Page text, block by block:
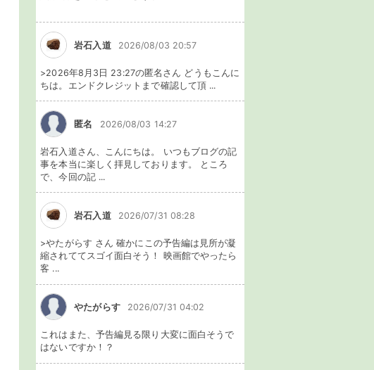
岩石入道 2026/08/03 20:57
>2026年8月3日 23:27の匿名さん どうもこんに
ちは。エンドクレジットまで確認して頂 ...
匿名 2026/08/03 14:27
岩石入道さん、こんにちは。 いつもブログの記
事を本当に楽しく拝見しております。 ところ
で、今回の記 ...
岩石入道 2026/07/31 08:28
>やたがらす さん 確かにこの予告編は見所が凝
縮されててスゴイ面白そう！ 映画館でやったら
客 ...
やたがらす 2026/07/31 04:02
これはまた、予告編見る限り大変に面白そうで
はないですか！？